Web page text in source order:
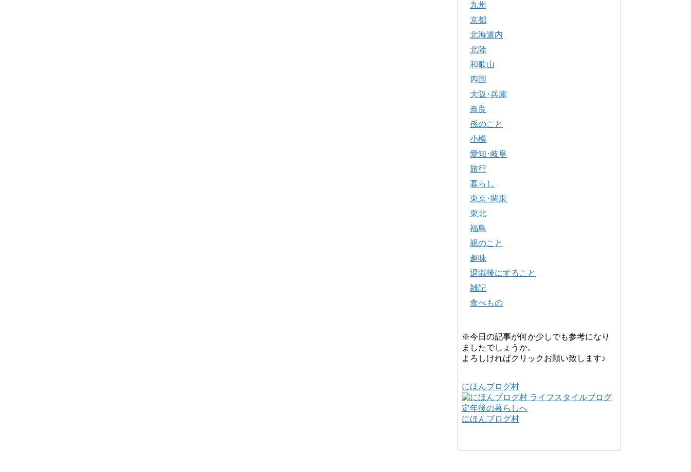
九州
京都
北海道内
北陸
和歌山
四国
大阪･兵庫
奈良
孫のこと
小樽
愛知･岐阜
旅行
暮らし
東京･関東
東北
福島
親のこと
趣味
退職後にすること
雑記
食べもの
※今日の記事が何か少しでも参考になり
ましたでしょうか。
よろしければクリックお願い致します♪
にほんブログ村
にほんブログ村